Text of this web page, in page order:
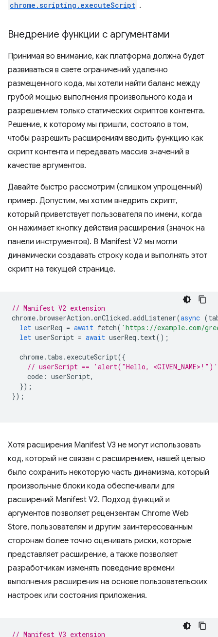
chrome.scripting.executeScript .
Внедрение функции с аргументами
Принимая во внимание, как платформа должна будет
развиваться в свете ограничений удаленно
размещенного кода, мы хотели найти баланс между
грубой мощью выполнения произвольного кода и
разрешением только статических скриптов контента.
Решение, к которому мы пришли, состояло в том,
чтобы разрешить расширениям вводить функцию как
скрипт контента и передавать массив значений в
качестве аргументов.
Давайте быстро рассмотрим (слишком упрощенный)
пример. Допустим, мы хотим внедрить скрипт,
который приветствует пользователя по имени, когда
он нажимает кнопку действия расширения (значок на
панели инструментов). В Manifest V2 мы могли
динамически создавать строку кода и выполнять этот
скрипт на текущей странице.
// Manifest V2 extension
chrome.browserAction .onClicked .addListener(async (
let userReq = await fetch( 'https://example.com/
let userScript = await userReq . text();
chrome. tabs . executeScript({
// userScript == 'alert("Hello, <GIVEN_NAME>!")'
code : userScript,
});
});
Хотя расширения Manifest V3 не могут использовать
код, который не связан с расширением, нашей целью
было сохранить некоторую часть динамизма, который
произвольные блоки кода обеспечивали для
расширений Manifest V2. Подход функций и
аргументов позволяет рецензентам Chrome Web
Store, пользователям и другим заинтересованным
сторонам более точно оценивать риски, которые
представляет расширение, а также позволяет
разработчикам изменять поведение времени
выполнения расширения на основе пользовательских
настроек или состояния приложения.
// Manifest V3 extension